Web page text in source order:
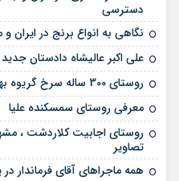
دسترسی
نگاهی به انواع برنج در
علی‌ اکبر عالیشاه دادستان
روستای 300 ساله سرخ ‌گریوه بهشهر با اهالی کردستان + تصاویر
معرفی روستای سمسکنده علیا
روستای اجابیت کلاردشت ،
تصاویر
همه ماجراهای آقای فرماندار